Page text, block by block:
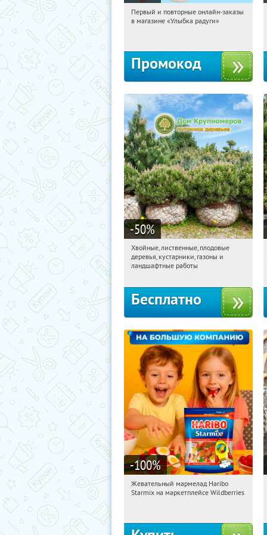
15:08:06 Получили:2
Первый и повторные онлайн-заказы
в магазине «Улыбка радуги»
Промокод
-50%
15:08:06 Получили:
Павелецкая
Угрешская
Хвойные, лиственные, плодовые
деревья, кустарники, газоны и
ландшафтные работы
Бесплатно
-100%
15:08:06 Получили:
Жевательный мармелад Haribo
Starmix на маркетплейсе Wildberries